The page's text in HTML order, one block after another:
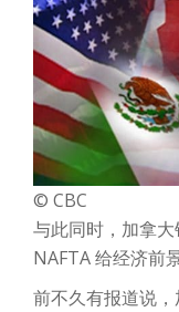
© CBC
与此同时，加拿
NAFTA 给经济前
前不久有报道说